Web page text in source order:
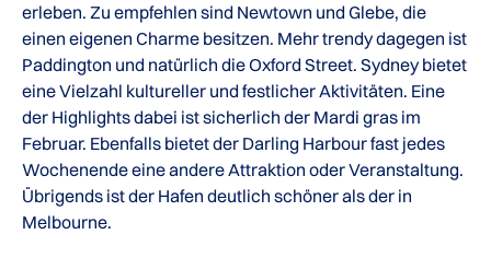
erleben. Zu empfehlen sind Newtown und Glebe, die
einen eigenen Charme besitzen. Mehr trendy dagegen ist
Paddington und natürlich die Oxford Street. Sydney bietet
eine Vielzahl kultureller und festlicher Aktivitäten. Eine
der Highlights dabei ist sicherlich der Mardi gras im
Februar. Ebenfalls bietet der Darling Harbour fast jedes
Wochenende eine andere Attraktion oder Veranstaltung.
Übrigends ist der Hafen deutlich schöner als der in
Melbourne.